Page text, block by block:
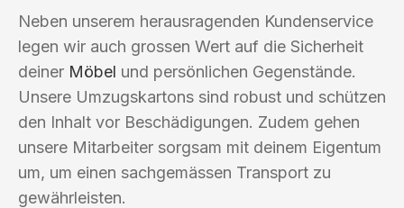
Neben unserem herausragenden Kundenservice
legen wir auch grossen Wert auf die Sicherheit
deiner Möbel und persönlichen Gegenstände.
Unsere Umzugskartons sind robust und schützen
den Inhalt vor Beschädigungen. Zudem gehen
unsere Mitarbeiter sorgsam mit deinem Eigentum
um, um einen sachgemässen Transport zu
gewährleisten.